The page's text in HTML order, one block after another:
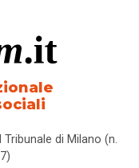
di Milano (n.